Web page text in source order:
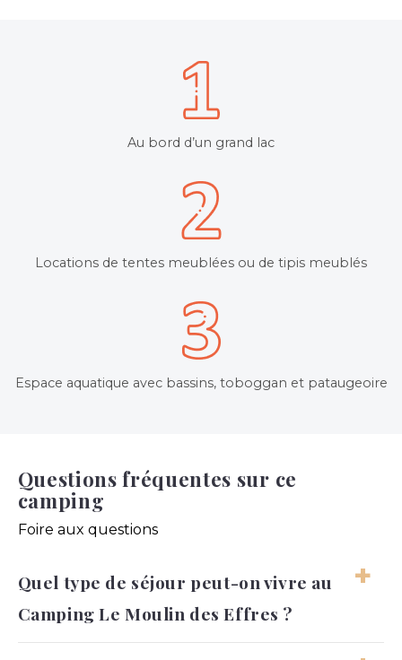
Au bord d’un grand lac
Locations de tentes meublées ou de tipis meublés
Espace aquatique avec bassins, toboggan et pataugeoire
Questions fréquentes sur ce
camping
Foire aux questions
Quel type de séjour peut-on vivre au
Camping Le Moulin des Effres ?